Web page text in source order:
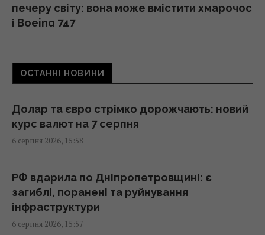
печеру світу: вона може вмістити хмарочос
і Boeing 747
Rockstar анонсувала новий трейлер і
15:40 четвер, 06 серпня 2026
В Румунії вже знають, куди РФ вдарить
15:40 четвер, 06 серпня 2026
П’ять знаків Зодіаку отримають знак долі:
число ангела 8/6 принесе їм удачу
ОСТАННІ НОВИНИ
Долар та євро стрімко дорожчають: новий
курс валют на 7 серпня
6 серпня 2026, 15:58
РФ вдарила по Дніпропетровщині: є
загиблі, поранені та руйнування
інфраструктури
6 серпня 2026, 15:57